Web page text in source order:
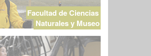
Facultad de Ciencias
Naturales y Museo